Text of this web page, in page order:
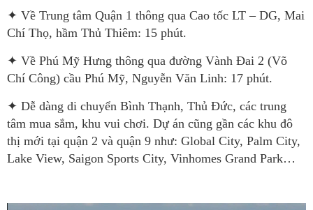
✦ Về Trung tâm Quận 1 thông qua Cao tốc LT – DG, Mai
Chí Thọ, hầm Thủ Thiêm: 15 phút.
✦ Về Phú Mỹ Hưng thông qua đường Vành Đai 2 (Võ
Chí Công) cầu Phú Mỹ, Nguyễn Văn Linh: 17 phút.
✦ Dễ dàng di chuyển Bình Thạnh, Thủ Đức, các trung
tâm mua sắm, khu vui chơi. Dự án cũng gần các khu đô
thị mới tại quận 2 và quận 9 như: Global City, Palm City,
Lake View, Saigon Sports City, Vinhomes Grand Park…